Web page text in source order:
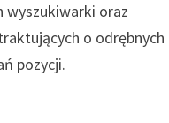
wyszukiwarki oraz
o odrębnych
pozycji.